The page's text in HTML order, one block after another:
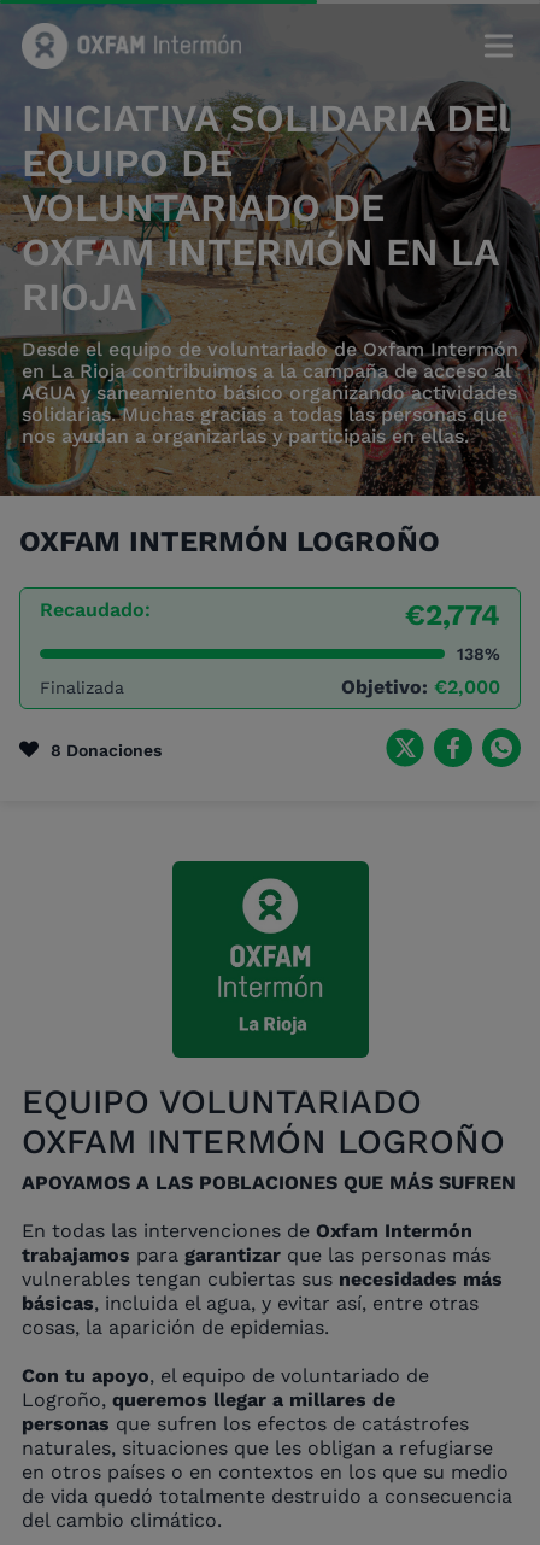
INICIATIVA SOLIDARIA DEl
EQUIPO DE
VOLUNTARIADO DE
OXFAM INTERMÓN EN LA
RIOJA
Desde el equipo de voluntariado de Oxfam Intermón
en La Rioja contribuimos a la campaña de acceso al
AGUA y saneamiento básico organizando actividades
solidarias. Muchas gracias a todas las personas que
nos ayudan a organizarlas y participais en ellas.
OXFAM INTERMÓN LOGROÑO
Recaudado: €2,774
138%
Finalizada
Objetivo: €2,000
8 Donaciones
EQUIPO VOLUNTARIADO
OXFAM INTERMÓN LOGROÑO
APOYAMOS A LAS POBLACIONES QUE MÁS SUFREN
En todas las intervenciones deOxfam Intermón
trabajamos para garantizarque las personas más
vulnerables tengan cubiertas sus necesidades más
básicas, incluida el agua, y evitar así, entre otras
cosas, la aparición de epidemias.
Con tu apoyo, el equipo de voluntariado de
Logroño, queremos llegar a millares de
personas que sufren los efectos de catástrofes
naturales, situaciones que les obligan a refugiarse
en otros países o en contextos en los que su medio
de vida quedó totalmente destruido a consecuencia
del cambio climático.